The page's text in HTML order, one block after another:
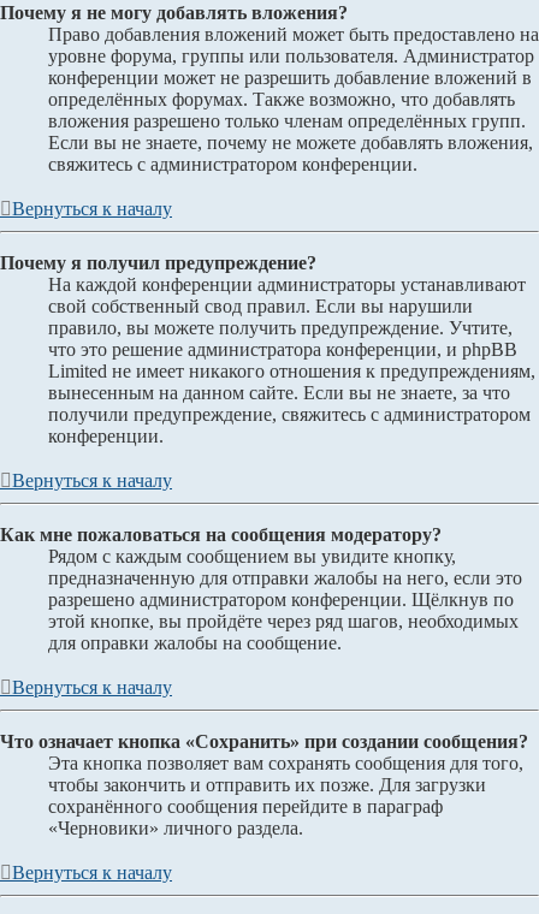
Почему я не могу добавлять вложения?
Право добавления вложений может быть предоставлено на
уровне форума, группы или пользователя. Администратор
конференции может не разрешить добавление вложений в
определённых форумах. Также возможно, что добавлять
вложения разрешено только членам определённых групп.
Если вы не знаете, почему не можете добавлять вложения,
свяжитесь с администратором конференции.
Вернуться к началу
Почему я получил предупреждение?
На каждой конференции администраторы устанавливают
свой собственный свод правил. Если вы нарушили
правило, вы можете получить предупреждение. Учтите,
что это решение администратора конференции, и phpBB
Limited не имеет никакого отношения к предупреждениям,
вынесенным на данном сайте. Если вы не знаете, за что
получили предупреждение, свяжитесь с администратором
конференции.
Вернуться к началу
Как мне пожаловаться на сообщения модератору?
Рядом с каждым сообщением вы увидите кнопку,
предназначенную для отправки жалобы на него, если это
разрешено администратором конференции. Щёлкнув по
этой кнопке, вы пройдёте через ряд шагов, необходимых
для оправки жалобы на сообщение.
Вернуться к началу
Что означает кнопка «Сохранить» при создании сообщения?
Эта кнопка позволяет вам сохранять сообщения для того,
чтобы закончить и отправить их позже. Для загрузки
сохранённого сообщения перейдите в параграф
«Черновики» личного раздела.
Вернуться к началу